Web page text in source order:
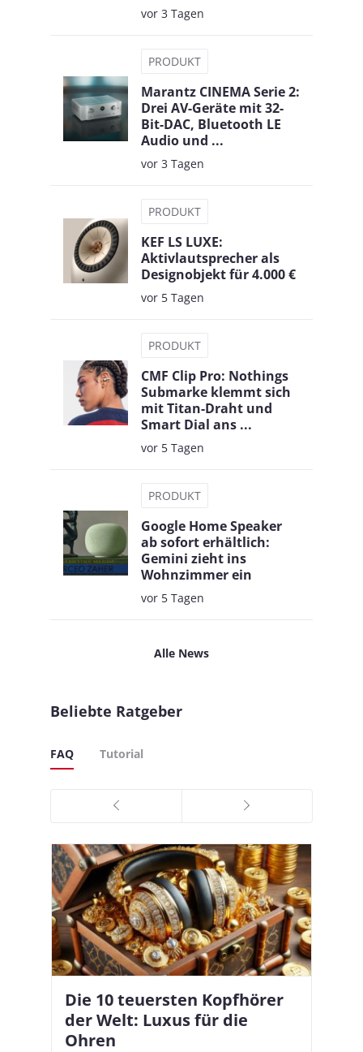
vor 3 Tagen
PRODUKT
Marantz CINEMA Serie 2:
Drei AV-Geräte mit 32-
Bit-DAC, Bluetooth LE
Audio und ...
vor 3 Tagen
PRODUKT
KEF LS LUXE:
Aktivlautsprecher als
Designobjekt für 4.000 €
vor 5 Tagen
PRODUKT
CMF Clip Pro: Nothings
Submarke klemmt sich
mit Titan-Draht und
Smart Dial ans ...
vor 5 Tagen
PRODUKT
Google Home Speaker
ab sofort erhältlich:
Gemini zieht ins
Wohnzimmer ein
vor 5 Tagen
Alle News
Beliebte Ratgeber
FAQ Tutorial
Die 10 teuersten Kopfhörer
der Welt: Luxus für die
Ohren
Apple AirPods Pro 2 und iOS
18.1: So richtet ihr das neue
Hörgeräte-Feature ein